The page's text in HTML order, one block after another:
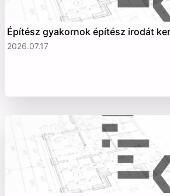
Építész gyakornok építész irodát
2026.07.17